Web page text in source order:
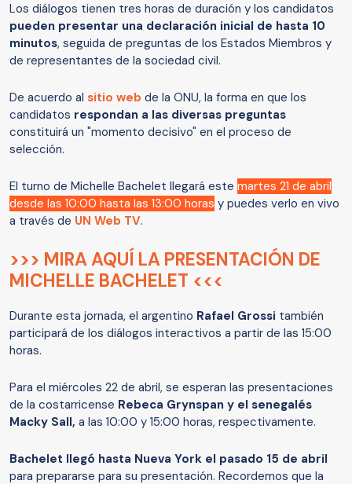
Los diálogos tienen tres horas de duración y los candidatos
pueden presentar una declaración inicial de hasta 10
minutos, seguida de preguntas de los Estados Miembros y
de representantes de la sociedad civil.
De acuerdo al sitio web de la ONU, la forma en que los
candidatos respondan a las diversas preguntas
constituirá un "momento decisivo" en el proceso de
selección.
El turno de Michelle Bachelet llegará este martes 21 de abril
desde las 10:00 hasta las 13:00 horas y puedes verlo en vivo
a través de UN Web TV.
>>> MIRA AQUÍ LA PRESENTACIÓN DE
MICHELLE BACHELET <<<
Durante esta jornada, el argentino Rafael Grossi también
participará de los diálogos interactivos a partir de las 15:00
horas.
Para el miércoles 22 de abril, se esperan las presentaciones
de la costarricense Rebeca Grynspan y el senegalés
Macky Sall, a las 10:00 y 15:00 horas, respectivamente.
Bachelet llegó hasta Nueva York el pasado 15 de abril
para prepararse para su presentación. Recordemos que la